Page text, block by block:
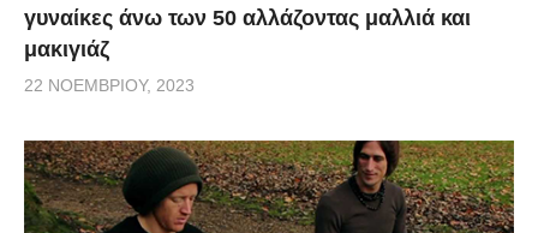
γυναίκες άνω των 50 αλλάζοντας μαλλιά και
μακιγιάζ
22 ΝΟΕΜΒΡΊΟΥ, 2023